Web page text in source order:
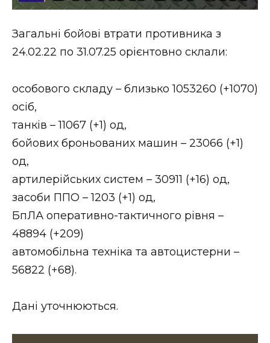
Стиль життя
Втрачений Ужгород
ЗАКАРПАТСЬКІ НОВИНИ
НОВИНИ ЗАХІДНОЇ УКРАЇНИ
ФОТО
ВІДЕО
Загальні бойові втрати противника з
24.02.22 по 31.07.25 орієнтовно склали:
особового складу – близько 1053260 (+1070)
осіб,
танків – 11067 (+1) од,
бойових броньованих машин – 23066 (+1)
од,
артилерійських систем – 30911 (+16) од,
засоби ППО – 1203 (+1) од,
БпЛА оперативно-тактичного рівня –
48894 (+209)
автомобільна техніка та автоцистерни –
56822 (+68).
Дані уточнюються.